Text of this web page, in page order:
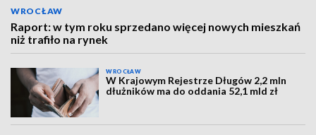
WROCŁAW
Raport: w tym roku sprzedano więcej nowych mieszkań
niż trafiło na rynek
WROCŁAW
W Krajowym Rejestrze Długów 2,2 mln
dłużników ma do oddania 52,1 mld zł